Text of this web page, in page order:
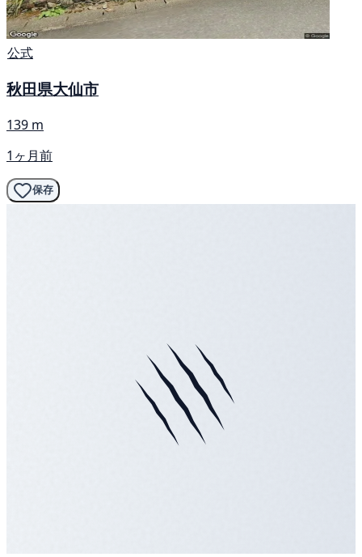
公式
秋田県大仙市
139 m
1ヶ月前
保存